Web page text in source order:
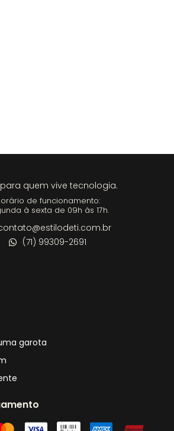
quem vive tecnologia.
de funcionamento:
à sexta de 09h às 17h.
(71) 99309-2691
garota